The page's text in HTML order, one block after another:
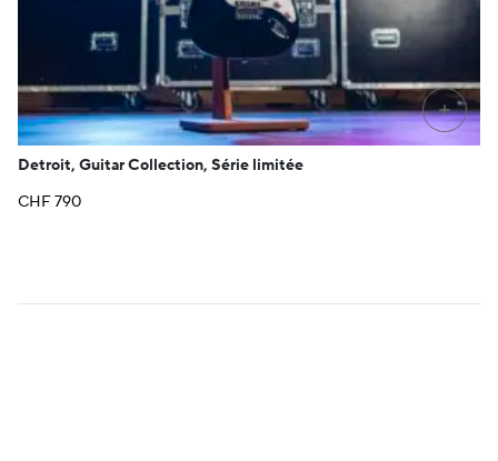
+
Detroit, Guitar Collection, Série limitée
CHF790